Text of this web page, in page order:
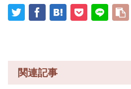
関連記事